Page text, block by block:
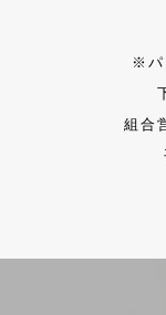
※パ
組合